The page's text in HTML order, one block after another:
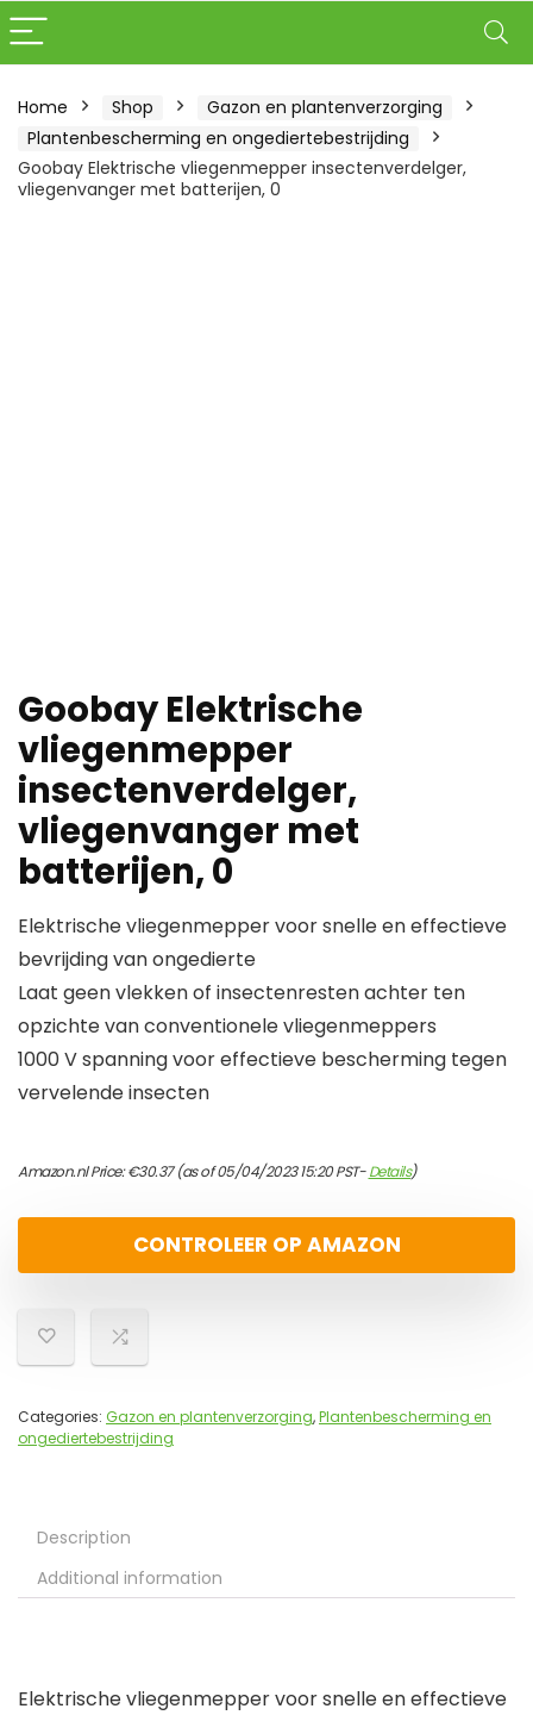
Home Shop
Gazon en plantenverzorging
Plantenbescherming en ongediertebestrijding
Goobay Elektrische vliegenmepper insectenverdelger,
vliegenvanger met batterijen, 0
Goobay Elektrische
vliegenmepper
insectenverdelger,
vliegenvanger met
batterijen, 0
Elektrische vliegenmepper voor snelle en effectieve
bevrijding van ongedierte
Laat geen vlekken of insectenresten achter ten
opzichte van conventionele vliegenmeppers
1000 V spanning voor effectieve bescherming tegen
vervelende insecten
Amazon.nl Price:€30.37(as of 05/04/2023 15:20 PST-Details)
CONTROLEER OP AMAZON
Categories: Gazon en plantenverzorging,Plantenbescherming en
ongediertebestrijding
Description
Additional information
Elektrische vliegenmepper voor snelle en effectieve